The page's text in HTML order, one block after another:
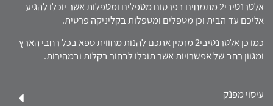
אלטרנטיבי2 מתמחים בפרסום מטפלים ומטפלות אשר יוכלו להגיע
אליכם עד הבית וכן מטפלים ומטפלות בקליניקה פרטית.
כמו כן אלטרנטיבי2 מזמין אתכם להנות מחווית ספא בכל רחבי הארץ
ומגוון רחב של אפשרויות אשר תוכלו לבחור בקלות ובמהירות.
עיסוי מפנק